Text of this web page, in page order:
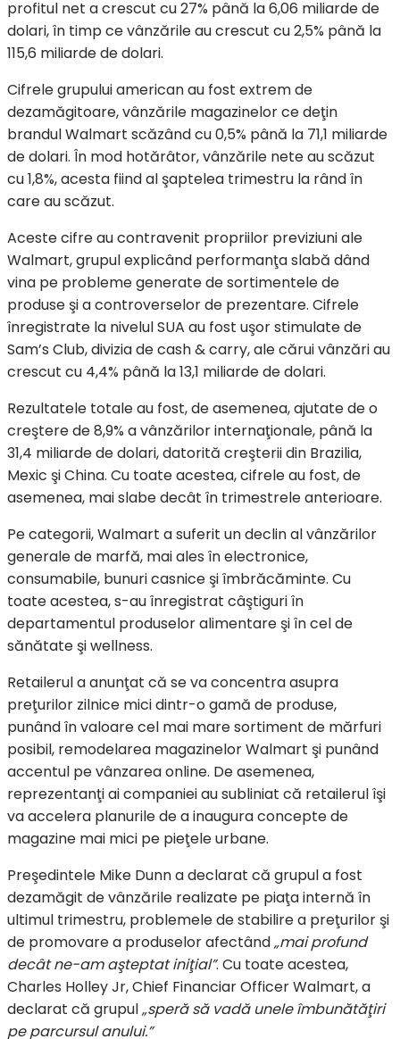
profitul net a crescut cu 27% până la 6,06 miliarde de
dolari, în timp ce vânzările au crescut cu 2,5% până la
115,6 miliarde de dolari.
Cifrele grupului american au fost extrem de
dezamăgitoare, vânzările magazinelor ce deţin
brandul Walmart scăzând cu 0,5% până la 71,1 miliarde
de dolari. În mod hotărâtor, vânzările nete au scăzut
cu 1,8%, acesta fiind al şaptelea trimestru la rând în
care au scăzut.
Aceste cifre au contravenit propriilor previziuni ale
Walmart, grupul explicând performanţa slabă dând
vina pe probleme generate de sortimentele de
produse şi a controverselor de prezentare. Cifrele
înregistrate la nivelul SUA au fost uşor stimulate de
Sam’s Club, divizia de cash & carry, ale cărui vânzări au
crescut cu 4,4% până la 13,1 miliarde de dolari.
Rezultatele totale au fost, de asemenea, ajutate de o
creştere de 8,9% a vânzărilor internaţionale, până la
31,4 miliarde de dolari, datorită creşterii din Brazilia,
Mexic şi China. Cu toate acestea, cifrele au fost, de
asemenea, mai slabe decât în trimestrele anterioare.
Pe categorii, Walmart a suferit un declin al vânzărilor
generale de marfă, mai ales în electronice,
consumabile, bunuri casnice şi îmbrăcăminte. Cu
toate acestea, s-au înregistrat câştiguri în
departamentul produselor alimentare şi în cel de
sănătate şi wellness.
Retailerul a anunţat că se va concentra asupra
preţurilor zilnice mici dintr-o gamă de produse,
punând în valoare cel mai mare sortiment de mărfuri
posibil, remodelarea magazinelor Walmart şi punând
accentul pe vânzarea online. De asemenea,
reprezentanţi ai companiei au subliniat că retailerul îşi
va accelera planurile de a inaugura concepte de
magazine mai mici pe pieţele urbane.
Preşedintele Mike Dunn a declarat că grupul a fost
dezamăgit de vânzările realizate pe piaţa internă în
ultimul trimestru, problemele de stabilire a preţurilor şi
de promovare a produselor afectând„mai profund
decât ne-am aşteptat iniţial”. Cu toate acestea,
Charles Holley Jr, Chief Financiar Officer Walmart, a
declarat că grupul„speră să vadă unele îmbunătăţiri
pe parcursul anului.”